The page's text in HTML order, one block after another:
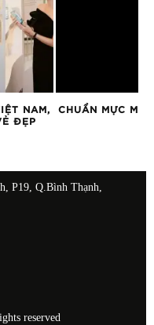
NAM,
ĐẸP
CHUẨN MỰC
P19, Q.Bình Thạnh,
reserved